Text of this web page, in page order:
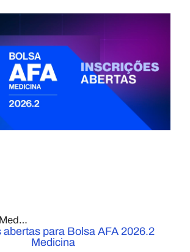
Medicina
abertas para Bolsa AFA 2026.2
Medicina